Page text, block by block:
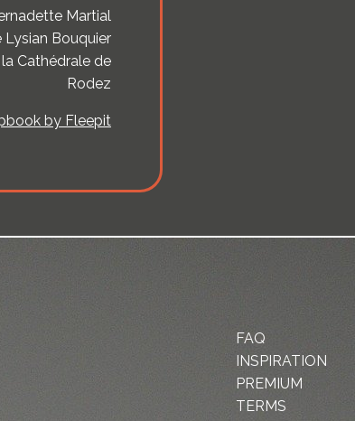
Martial
Bouquier
Cathédrale de
Rodez
by Fleepit
FAQ
INSPIRATION
PREMIUM
TERMS